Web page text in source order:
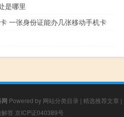
是哪里
一张身份证能办几张移动手机卡
Powered by 网站分类目录 | 精选推荐文章 |
解答 京ICP证040389号